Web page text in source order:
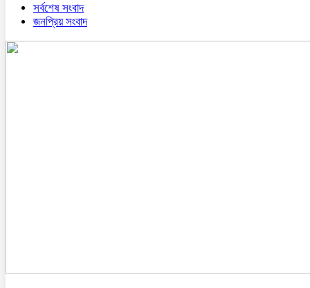
সর্বশেষ সংবাদ
জনপ্রিয় সংবাদ